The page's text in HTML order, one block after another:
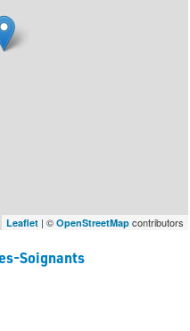
Leaflet | ©OpenStreetMap contributors
Soignants